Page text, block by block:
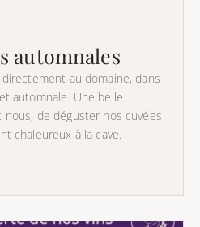
automnales
au domaine, dans
automnale. Une belle
nous, de déguster nos cuvées
chaleureux à la cave.